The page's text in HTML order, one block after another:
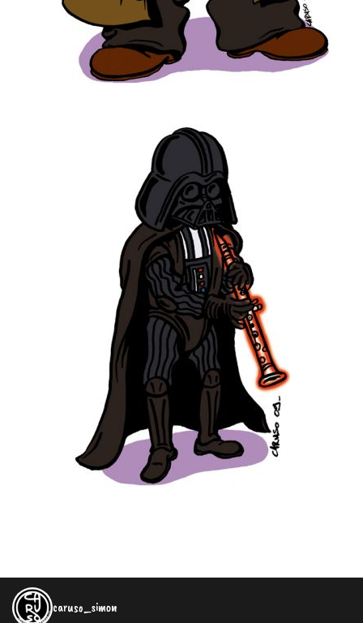
caruso_simon